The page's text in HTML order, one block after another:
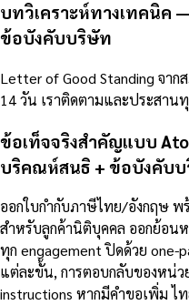
บทวิเคราะห์ทางเทคนิค
ข้อบังคับบริษัท
Letter of Good Standing จาก
14 วัน เราติดตามและประสาน
ข้อเท็จจริงสำคัญแบบ
บริคณห์สนธิ + ข้อบังคับ
ออกใบกำกับภาษีไทย/อังกฤษ พ
สำหรับลูกค้านิติบุคคล ออกย้อน
ทุก engagement ปิดด้วย one-
แต่ละขั้น, การตอบกลับของหน่ว
instructions หากมีคำขอเพิ่ม ไ